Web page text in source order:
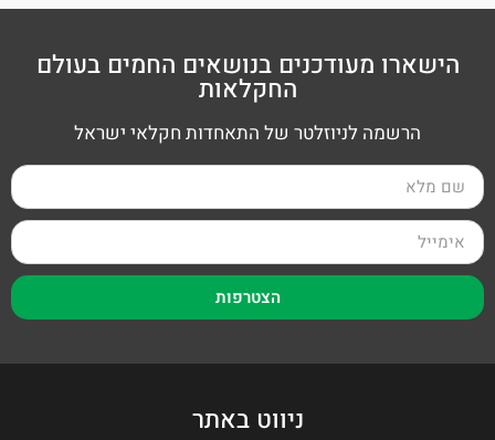
הישארו מעודכנים בנושאים החמים בעולם
החקלאות
הרשמה לניוזלטר של התאחדות חקלאי ישראל
הצטרפות
ניווט באתר